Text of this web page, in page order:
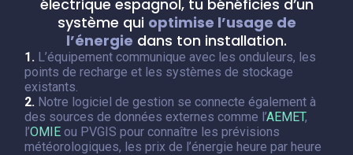
électrique espagnol, tu bénéficies d’un
système qui optimise l’usage de
l’énergie dans ton installation.
1. L’équipement communique avec les onduleurs, les
points de recharge et les systèmes de stockage
existants.
2. Notre logiciel de gestion se connecte également à
des sources de données externes comme l’AEMET,
l’OMIE ou PVGIS pour connaître les prévisions
météorologiques, les prix de l’énergie heure par heure